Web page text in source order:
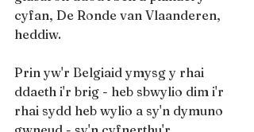
cyfan, De Ronde van Vlaanderen,
heddiw.
Prin yw'r Belgiaid ymysg y rhai
ddaeth i'r brig - heb sbwylio dim i'r
rhai sydd heb wylio a sy'n dymuno